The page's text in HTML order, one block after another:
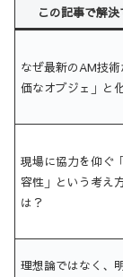
この記事で解決
なぜ最新のAM技
価なオブジェ」と
現場に協力を仰ぐ
容性」という考え
は？
理想論ではなく、